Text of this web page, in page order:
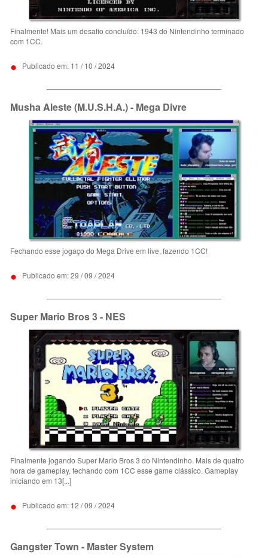
Finalmente! Mais um desafio concluído: 1943 do Nintendinho terminado
com 1CC.
• Publicado em: 11 / 10 / 2024
Musha Aleste (M.U.S.H.A.) - Mega Divre
Fechando esse jogaço do Mega Drive em live, fazendo 1CC!
• Publicado em: 29 / 09 / 2024
Super Mario Bros 3 - NES
Finalmente jogando Super Mario Bros 3 do Nintendinho. Mais de quatro
hora de gameplay, fechando com 1CC esse game clássico. Gameplay
iniciando em 13[...]
• Publicado em: 12 / 09 / 2024
Gangster Town - Master System